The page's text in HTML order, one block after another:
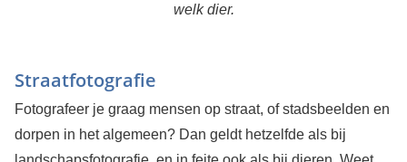
welk dier.
Straatfotografie
Fotografeer je graag mensen op straat, of stadsbeelden en
dorpen in het algemeen? Dan geldt hetzelfde als bij